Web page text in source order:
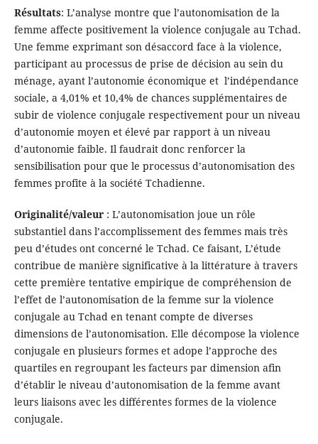
Résultats: L’analyse montre que l’autonomisation de la
femme affecte positivement la violence conjugale au Tchad.
Une femme exprimant son désaccord face à la violence,
participant au processus de prise de décision au sein du
ménage, ayant l’autonomie économique et l’indépendance
sociale, a 4,01% et 10,4% de chances supplémentaires de
subir de violence conjugale respectivement pour un niveau
d’autonomie moyen et élevé par rapport à un niveau
d’autonomie faible. Il faudrait donc renforcer la
sensibilisation pour que le processus d’autonomisation des
femmes profite à la société Tchadienne.
Originalité/valeur : L’autonomisation joue un rôle
substantiel dans l’accomplissement des femmes mais très
peu d’études ont concerné le Tchad. Ce faisant, L’étude
contribue de manière significative à la littérature à travers
cette première tentative empirique de compréhension de
l’effet de l’autonomisation de la femme sur la violence
conjugale au Tchad en tenant compte de diverses
dimensions de l’autonomisation. Elle décompose la violence
conjugale en plusieurs formes et adope l’approche des
quartiles en regroupant les facteurs par dimension afin
d’établir le niveau d’autonomisation de la femme avant
leurs liaisons avec les différentes formes de la violence
conjugale.